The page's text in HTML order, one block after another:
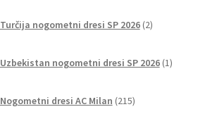
Turčija nogometni dresi SP 2026 2izdelka
Uzbekistan nogometni dresi SP 2026 1izdelek
Nogometni dresi AC Milan 215izdelkov